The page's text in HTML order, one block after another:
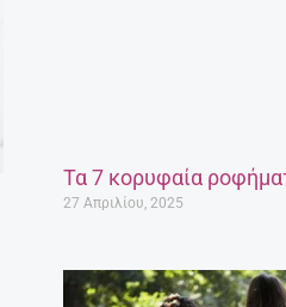
Τα 7 κορυφαία
27 Απριλίου, 2025